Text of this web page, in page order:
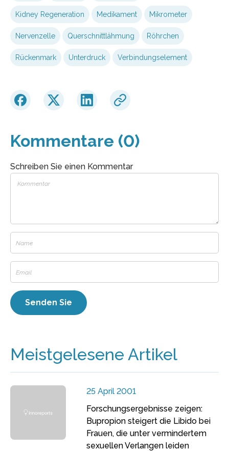
Kidney Regeneration Medikament Mikrometer
Nervenzelle Querschnittlähmung Röhrchen
Rückenmark Unterdruck Verbindungselement
Kommentare (0)
Schreiben Sie einen Kommentar
Meistgelesene Artikel
25 April 2001
Forschungsergebnisse zeigen:
Bupropion steigert die Libido bei
Frauen, die unter vermindertem
sexuellen Verlangen leiden